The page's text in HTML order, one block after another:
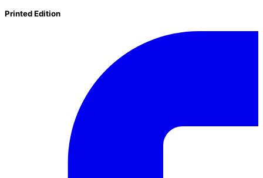
Printed Edition